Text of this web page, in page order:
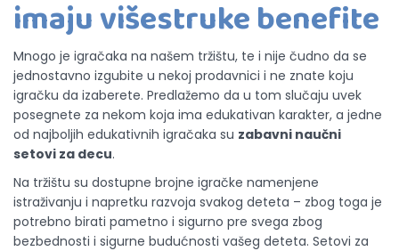
imaju višestruke benefite
Mnogo je igračaka na našem tržištu, te i nije čudno da se
jednostavno izgubite u nekoj prodavnici i ne znate koju
igračku da izaberete. Predlažemo da u tom slučaju uvek
posegnete za nekom koja ima edukativan karakter, a jedne
od najboljih edukativnih igračaka su zabavni naučni
setovi za decu.
Na tržištu su dostupne brojne igračke namenjene
istraživanju i napretku razvoja svakog deteta – zbog toga je
potrebno birati pametno i sigurno pre svega zbog
bezbednosti i sigurne budućnosti vašeg deteta. Setovi za